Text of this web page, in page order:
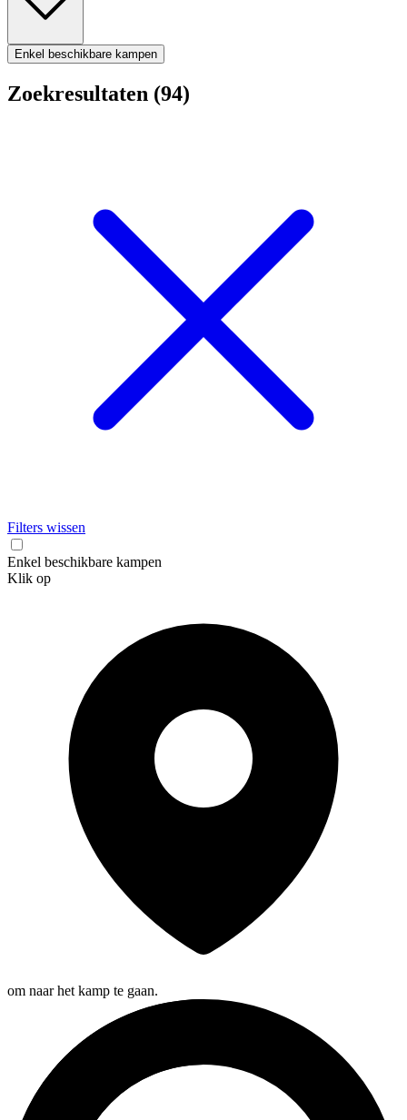
Enkel beschikbare kampen
Zoekresultaten (94)
Filters wissen
Enkel beschikbare kampen
Klik op
om naar het kamp te gaan.